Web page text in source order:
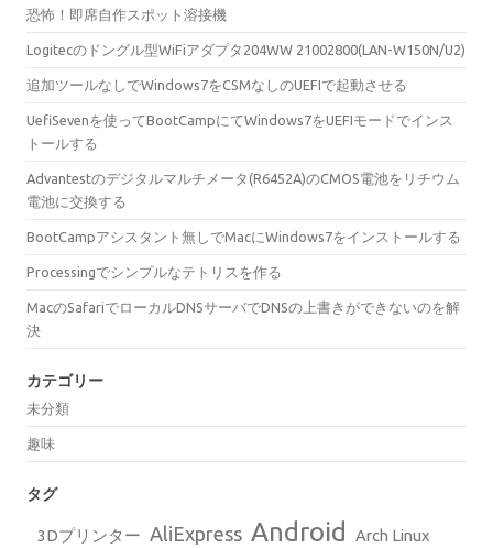
恐怖！即席自作スポット溶接機
Logitecのドングル型WiFiアダプタ204WW 21002800(LAN-W150N/U2)
追加ツールなしでWindows7をCSMなしのUEFIで起動させる
UefiSevenを使ってBootCampにてWindows7をUEFIモードでインス
トールする
Advantestのデジタルマルチメータ(R6452A)のCMOS電池をリチウム
電池に交換する
BootCampアシスタント無しでMacにWindows7をインストールする
Processingでシンプルなテトリスを作る
MacのSafariでローカルDNSサーバでDNSの上書きができないのを解
決
カテゴリー
未分類
趣味
タグ
3Dプリンター AliExpress Android Arch Linux